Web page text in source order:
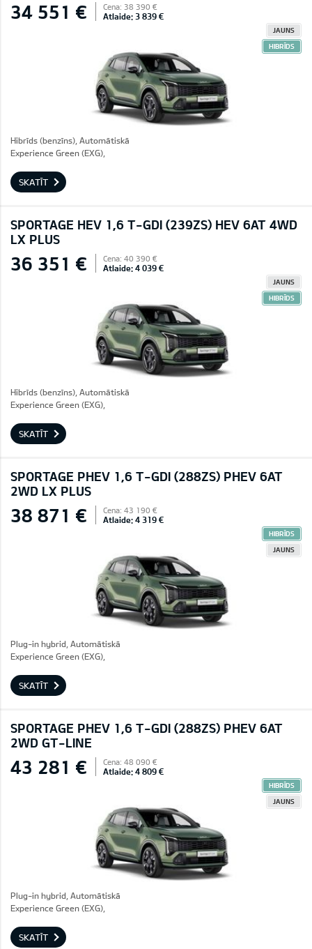
34 551 € Cena: 38 390 €
Atlaide: 3 839 €
JAUNS
HIBRĪDS
Hibrīds (benzīns), Automātiskā
Experience Green (EXG),
SKATĪT
SPORTAGE HEV 1,6 T-GDI (239ZS) HEV 6AT 4WD
LX PLUS
36 351 € Cena: 40 390 €
Atlaide: 4 039 €
JAUNS
HIBRĪDS
Hibrīds (benzīns), Automātiskā
Experience Green (EXG),
SKATĪT
SPORTAGE PHEV 1,6 T-GDI (288ZS) PHEV 6AT
2WD LX PLUS
38 871 € Cena: 43 190 €
Atlaide: 4 319 €
HIBRĪDS
JAUNS
Plug-in hybrid, Automātiskā
Experience Green (EXG),
SKATĪT
SPORTAGE PHEV 1,6 T-GDI (288ZS) PHEV 6AT
2WD GT-LINE
43 281 € Cena: 48 090 €
Atlaide: 4 809 €
HIBRĪDS
JAUNS
Plug-in hybrid, Automātiskā
Experience Green (EXG),
SKATĪT